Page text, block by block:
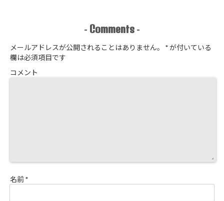
- Comments -
メールアドレスが公開されることはありません。 *が付いている
欄は必須項目です
コメント
名前*